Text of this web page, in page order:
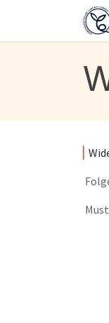
Zum Inhalt springen